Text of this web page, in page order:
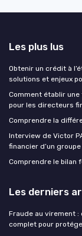
Les plus lus
Obtenir un crédit à
solutions et enjeux
Comment établir
pour les directeurs
Comprendre la
Interview de Victor
financier d’un
Comprendre le bilan
Les derniers
Fraude au virement
complet pour